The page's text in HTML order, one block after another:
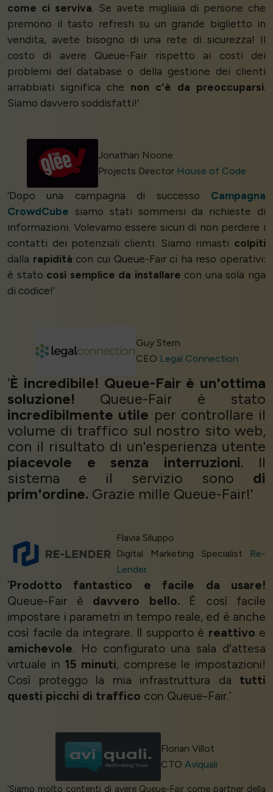
come ci serviva. Se avete migliaia di persone che
premono il tasto refresh su un grande biglietto in
vendita, avete bisogno di una rete di sicurezza! Il
costo di avere Queue-Fair rispetto ai costi dei
problemi del database o della gestione dei clienti
arrabbiati significa che non c'è da preoccuparsi.
Siamo davvero soddisfatti!’
Jonathan Noone
Projects Director House of Code
‘Dopo una campagna di successo Campagna
CrowdCube siamo stati sommersi da richieste di
informazioni. Volevamo essere sicuri di non perdere i
contatti dei potenziali clienti. Siamo rimasti colpiti
dalla rapidità con cui Queue-Fair ci ha reso operativi:
è stato così semplice da installare con una sola riga
di codice!’
Guy Stern
CEO Legal Connection
‘È incredibile! Queue-Fair è un'ottima
soluzione! Queue-Fair è stato
incredibilmente utile per controllare il
volume di traffico sul nostro sito web,
con il risultato di un'esperienza utente
piacevole e senza interruzioni. Il
sistema e il servizio sono di
prim'ordine. Grazie mille Queue-Fair!’
Flavia Siluppo
Digital Marketing Specialist
Re-
Lender
‘Prodotto fantastico e facile da usare!
Queue-Fair è davvero bello.È così facile
impostare i parametri in tempo reale, ed è anche
così facile da integrare. Il supporto è reattivo e
amichevole. Ho configurato una sala d'attesa
virtuale in 15 minuti, comprese le impostazioni!
Così proteggo la mia infrastruttura da tutti
questi picchi di traffico con Queue-Fair.’
Florian Villot
CTO Aviquali
‘Siamo molto contenti di avere Queue-Fair come partner della